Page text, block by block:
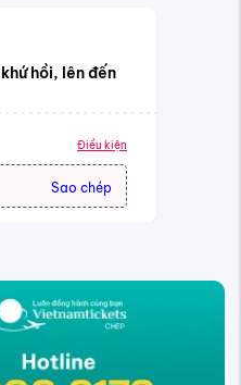
hồi, lên đến
Điều kiện
Sao chép